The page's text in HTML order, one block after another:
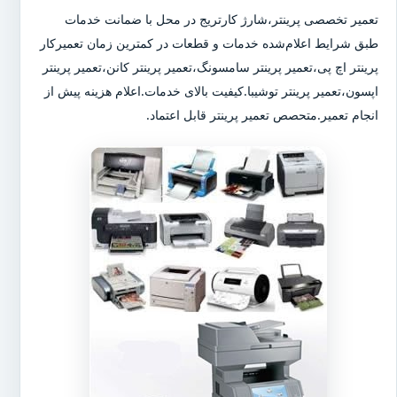
تعمیر تخصصی پرینتر،شارژ کارتریج در محل با ضمانت خدمات
طبق شرایط اعلام‌شده خدمات و قطعات در کمترین زمان تعمیرکار
پرینتر اچ پی،تعمیر پرینتر سامسونگ،تعمیر پرینتر کانن،تعمیر پرینتر
اپسون،تعمیر پرینتر توشیبا.کیفیت بالای خدمات.اعلام هزینه پیش از
انجام تعمیر.متحصص تعمیر پرینتر قابل اعتماد.